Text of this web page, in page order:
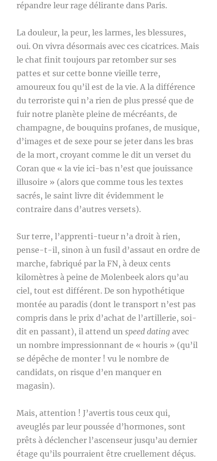
répandre leur rage délirante dans Paris.
La douleur, la peur, les larmes, les blessures,
oui. On vivra désormais avec ces cicatrices. Mais
le chat finit toujours par retomber sur ses
pattes et sur cette bonne vieille terre,
amoureux fou qu’il est de la vie. A la différence
du terroriste qui n’a rien de plus pressé que de
fuir notre planète pleine de mécréants, de
champagne, de bouquins profanes, de musique,
d’images et de sexe pour se jeter dans les bras
de la mort, croyant comme le dit un verset du
Coran que « la vie ici-bas n’est que jouissance
illusoire » (alors que comme tous les textes
sacrés, le saint livre dit évidemment le
contraire dans d’autres versets).
Sur terre, l’apprenti-tueur n’a droit à rien,
pense-t-il, sinon à un fusil d’assaut en ordre de
marche, fabriqué par la FN, à deux cents
kilomètres à peine de Molenbeek alors qu’au
ciel, tout est différent. De son hypothétique
montée au paradis (dont le transport n’est pas
compris dans le prix d’achat de l’artillerie, soi-
dit en passant), il attend unspeed dating avec
un nombre impressionnant de « houris » (qu’il
se dépêche de monter ! vu le nombre de
candidats, on risque d’en manquer en
magasin).
Mais, attention ! J’avertis tous ceux qui,
aveuglés par leur poussée d’hormones, sont
prêts à déclencher l’ascenseur jusqu’au dernier
étage qu’ils pourraient être cruellement déçus.